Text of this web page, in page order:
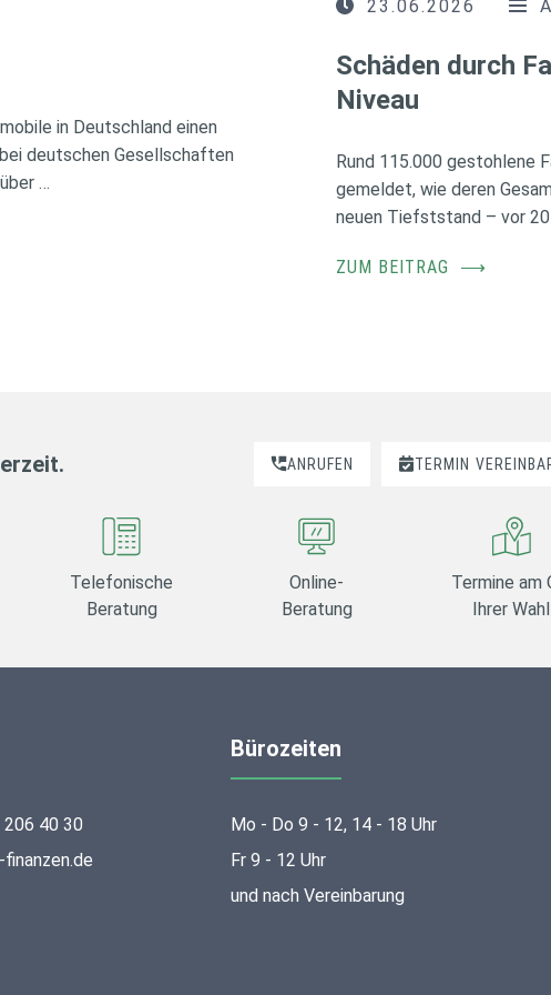
in Deutschland einen
deutschen Gesellschaften
…
23.06.2026
Schäden durch
Niveau
Rund 115.000 gestohlene
gemeldet, wie deren
neuen Tiefststand – vor
ZUM BEITRAG ⟶
ANRUFEN TERMIN
Telefonische
Beratung
Online-
Beratung
Termine am
Ihrer Wahl
40 30
Bürozeiten
Mo - Do 9 - 12, 14 - 18 Uhr
Fr 9 - 12 Uhr
und nach Vereinbarung